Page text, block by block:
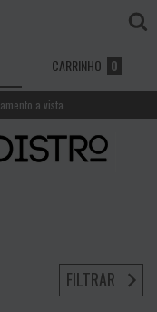
CARRINHO 0
a vista.
FILTRAR